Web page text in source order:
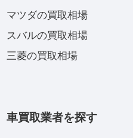
マツダの買取相場
スバルの買取相場
三菱の買取相場
車買取業者を探す